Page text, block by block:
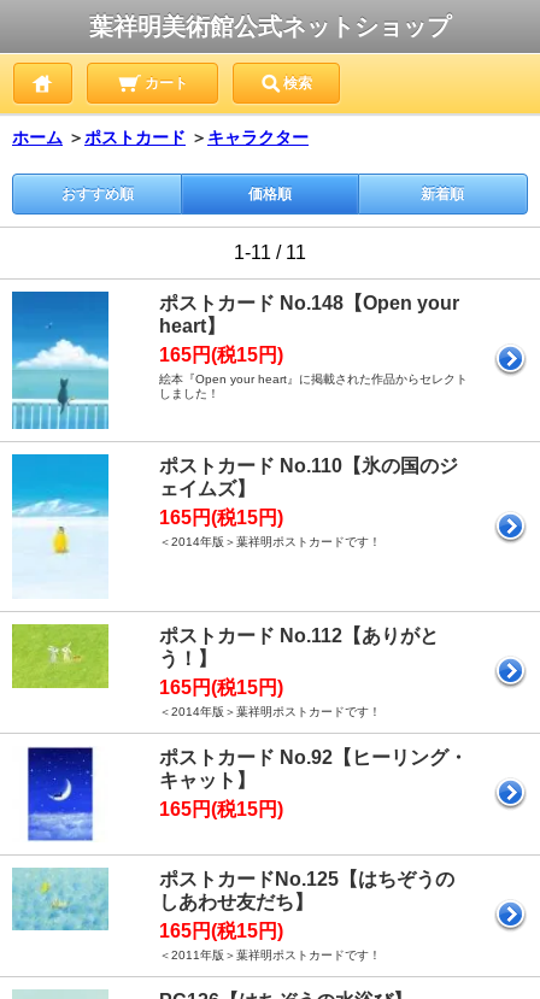
葉祥明美術館公式ネットショップ
カート 検索
ホーム ＞ポストカード ＞ キャラクター
おすすめ順 価格順 新着順
1-11 / 11
ポストカード No.148【Open your
heart】
165円(税15円)
絵本『Open your heart』に掲載された作品からセレクト
しました！
ポストカード No.110【氷の国のジ
ェイムズ】
165円(税15円)
＜2014年版＞葉祥明ポストカードです！
ポストカード No.112【ありがと
う！】
165円(税15円)
＜2014年版＞葉祥明ポストカードです！
ポストカード No.92【ヒーリング・
キャット】
165円(税15円)
ポストカードNo.125【はちぞうの
しあわせ友だち】
165円(税15円)
＜2011年版＞葉祥明ポストカードです！